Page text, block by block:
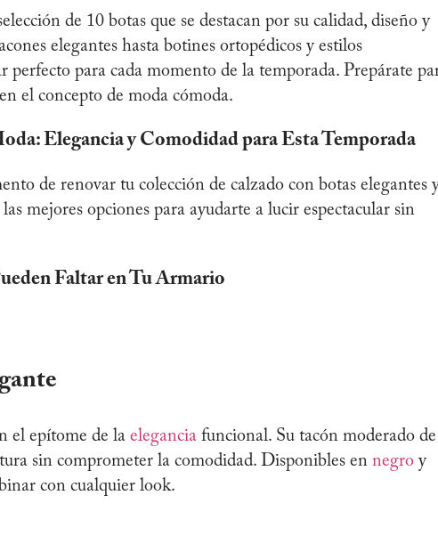
de 10 botas que se destacan por su calidad, diseño y
elegantes hasta botines ortopédicos y estilos
perfecto para cada momento de la temporada. Prepárate
el concepto de moda cómoda.
Elegancia y Comodidad para Esta Temporada
de renovar tu colección de calzado con botas elegantes
mejores opciones para ayudarte a lucir espectacular sin
Faltar en Tu Armario
el epítome de la elegancia funcional. Su tacón moderado
sin comprometer la comodidad. Disponibles en negro y
con cualquier look.